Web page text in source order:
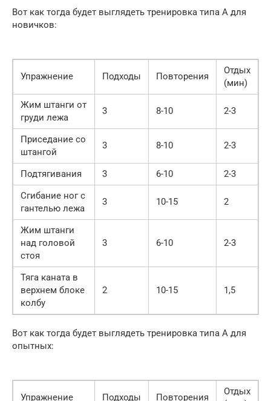
Вот как тогда будет выглядеть тренировка типа A для
новичков:
Упражнение Подходы Повторения
Отдых
(мин)
Жим штанги от
груди лежа
3 8-10 2-3
Приседание со
штангой
3 8-10 2-3
Подтягивания 3 6-10
2-3
Сгибание ног с
гантелью лежа
3 10-15 2
Жим штанги
над головой
стоя
3 6-10 2-3
Тяга каната в
верхнем блоке
колбу
2 10-15 1,5
Вот как тогда будет выглядеть тренировка типа A для
опытных:
Упражнение Подходы Повторения
Отдых